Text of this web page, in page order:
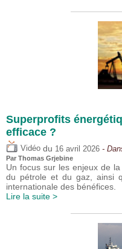
Superprofits
efficace ?
Vidéo du 16 avril 2026 -
Par Thomas Grjebine
Un focus sur les enjeux de
du pétrole et du gaz, ainsi
internationale des bénéfices.
Lire la suite >